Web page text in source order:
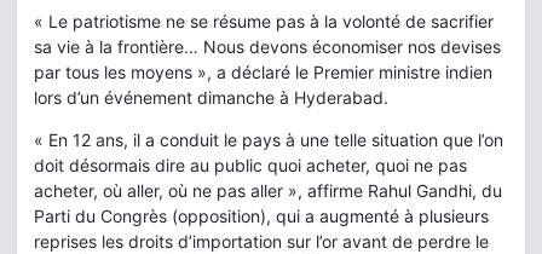
« Le patriotisme ne se résume pas à la volonté de sacrifier
sa vie à la frontière… Nous devons économiser nos devises
par tous les moyens », a déclaré le Premier ministre indien
lors d’un événement dimanche à Hyderabad.
« En 12 ans, il a conduit le pays à une telle situation que l’on
doit désormais dire au public quoi acheter, quoi ne pas
acheter, où aller, où ne pas aller », affirme Rahul Gandhi, du
Parti du Congrès (opposition), qui a augmenté à plusieurs
reprises les droits d’importation sur l’or avant de perdre le